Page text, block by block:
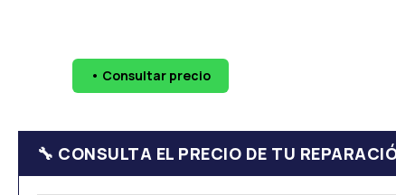
• Consultar precio
🔧 CONSULTA EL PRECIO DE TU